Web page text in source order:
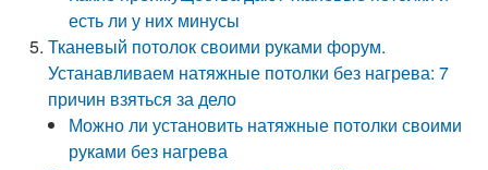
есть ли у них минусы
Тканевый потолок своими руками форум.
Устанавливаем натяжные потолки без нагрева: 7
причин взяться за дело
Можно ли установить натяжные потолки своими
руками без нагрева